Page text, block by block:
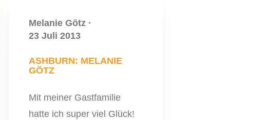
Melanie Götz ·
23 Juli 2013
ASHBURN: MELANIE
GÖTZ
Mit meiner Gastfamilie
hatte ich super viel Glück!